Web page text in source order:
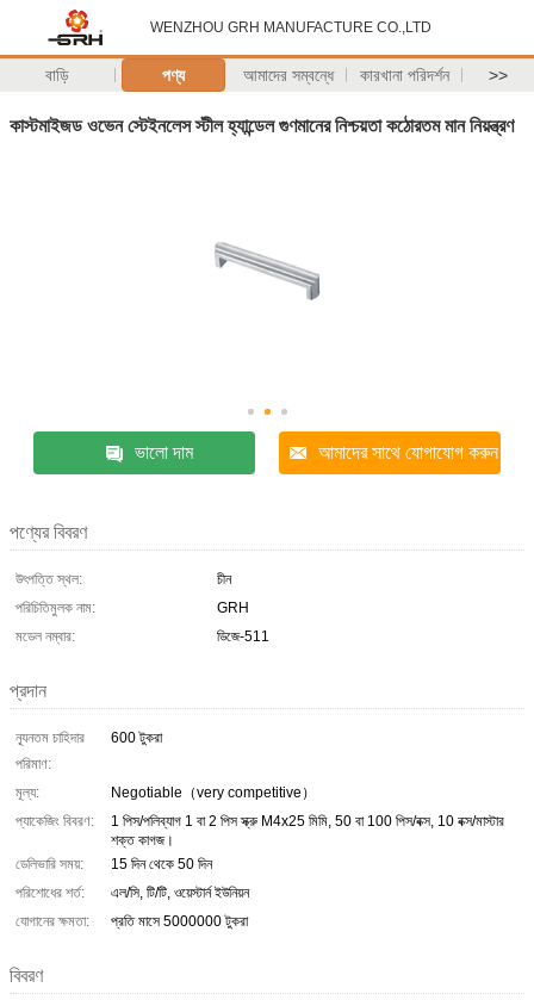
WENZHOU GRH MANUFACTURE CO.,LTD
বাড়ি পণ্য আমাদের সম্বন্ধে কারখানা পরিদর্শন >>
কাস্টমাইজড ওভেন স্টেইনলেস স্টীল হ্যান্ডেল গুণমানের নিশ্চয়তা কঠোরতম মান নিয়ন্ত্রণ
ভালো দাম আমাদের সাথে যোগাযোগ করুন
পণ্যের বিবরণ
উৎপত্তি স্থল:
চীন
পরিচিতিমুলক নাম:
GRH
মডেল নম্বার:
ডিজে-511
প্রদান
ন্যূনতম চাহিদার
পরিমাণ:
600 টুকরা
মূল্য:
Negotiable（very competitive）
প্যাকেজিং বিবরণ:
1 পিস/পলিব্যাগ 1 বা 2 পিস স্ক্রু M4x25 মিমি, 50 বা 100 পিস/বক্স, 10 বক্স/মাস্টার
শক্ত কাগজ।
ডেলিভারি সময়:
15 দিন থেকে 50 দিন
পরিশোধের শর্ত:
এল/সি, টি/টি, ওয়েস্টার্ন ইউনিয়ন
যোগানের ক্ষমতা:
প্রতি মাসে 5000000 টুকরা
বিবরণ